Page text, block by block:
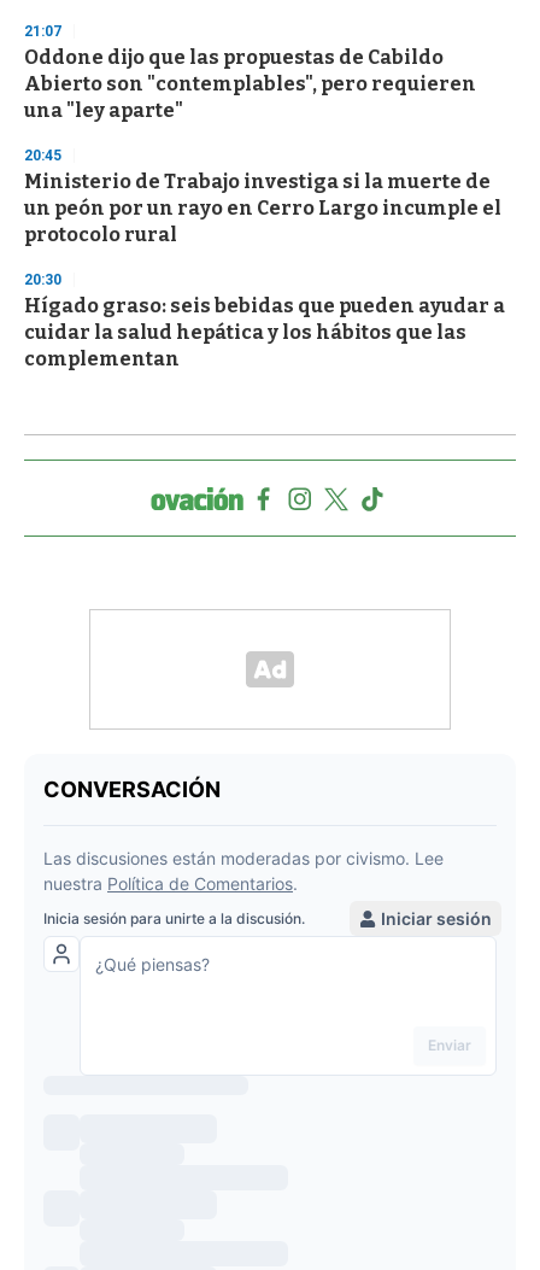
21:07
Oddone dijo que las propuestas de Cabildo
Abierto son "contemplables", pero requieren
una "ley aparte"
20:45
Ministerio de Trabajo investiga si la muerte de
un peón por un rayo en Cerro Largo incumple el
protocolo rural
20:30
Hígado graso: seis bebidas que pueden ayudar a
cuidar la salud hepática y los hábitos que las
complementan